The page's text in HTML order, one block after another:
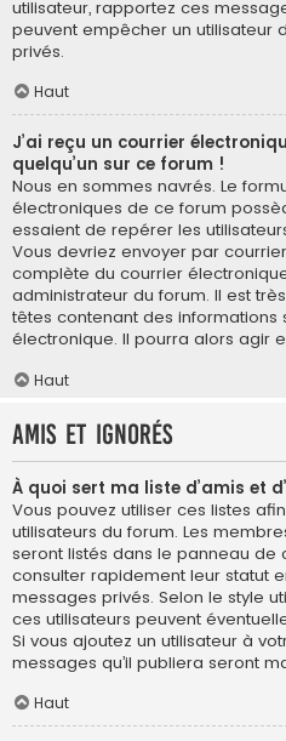
utilisateur, rapportez ces
peuvent empêcher un utilisateur
privés.
Haut
J’ai reçu un courrier
quelqu’un sur ce forum !
Nous en sommes navrés. Le
électroniques de ce forum
essaient de repérer les
Vous devriez envoyer par
complète du courrier
administrateur du forum. Il est
têtes contenant des informations
électronique. Il pourra alors agir
Haut
Amis et ignorés
À quoi sert ma liste d’amis et
Vous pouvez utiliser ces listes
utilisateurs du forum. Les
seront listés dans le panneau de
consulter rapidement leur statut
messages privés. Selon le style
ces utilisateurs peuvent
Si vous ajoutez un utilisateur à
messages qu’il publiera seront
Haut